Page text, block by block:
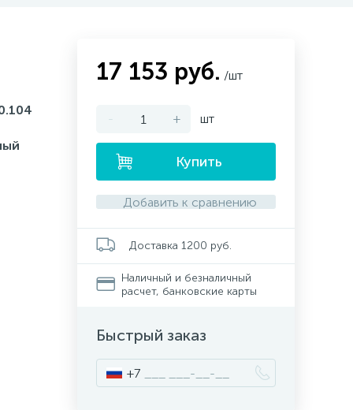
17 153 руб. /шт
- + шт
Купить
Добавить к сравнению
Доставка 1200 руб.
Наличный и безналичный
расчет, банковские карты
Быстрый заказ
+7